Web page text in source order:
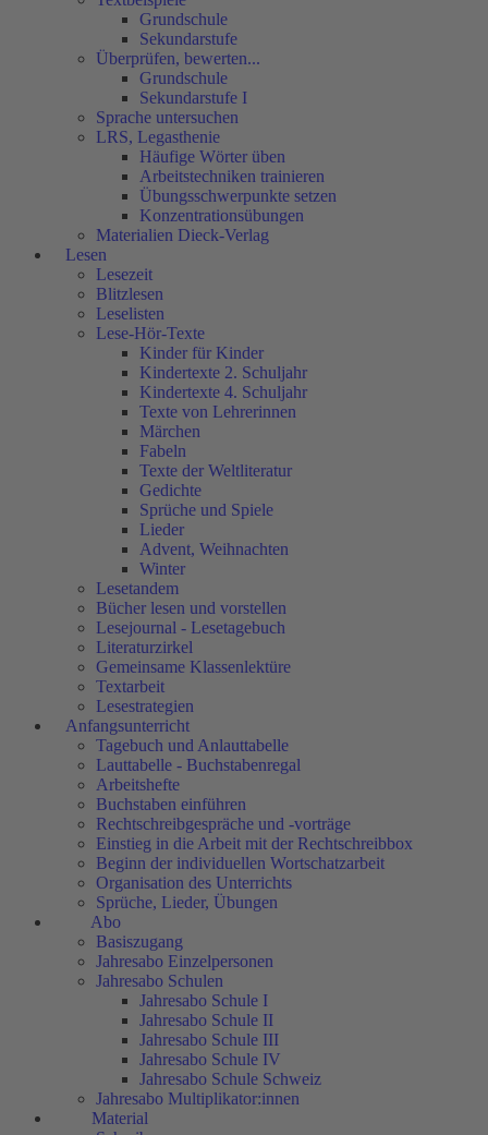
Grundschule
Sekundarstufe
Überprüfen, bewerten...
Grundschule
Sekundarstufe I
Sprache untersuchen
LRS, Legasthenie
Häufige Wörter üben
Arbeitstechniken trainieren
Übungsschwerpunkte setzen
Konzentrationsübungen
Materialien Dieck-Verlag
Lesen
Lesezeit
Blitzlesen
Leselisten
Lese-Hör-Texte
Kinder für Kinder
Kindertexte 2. Schuljahr
Kindertexte 4. Schuljahr
Texte von Lehrerinnen
Märchen
Fabeln
Texte der Weltliteratur
Gedichte
Sprüche und Spiele
Lieder
Advent, Weihnachten
Winter
Lesetandem
Bücher lesen und vorstellen
Lesejournal - Lesetagebuch
Literaturzirkel
Gemeinsame Klassenlektüre
Textarbeit
Lesestrategien
Anfangsunterricht
Tagebuch und Anlauttabelle
Lauttabelle - Buchstabenregal
Arbeitshefte
Buchstaben einführen
Rechtschreibgespräche und -vorträge
Einstieg in die Arbeit mit der Rechtschreibbox
Beginn der individuellen Wortschatzarbeit
Organisation des Unterrichts
Sprüche, Lieder, Übungen
Abo
Basiszugang
Jahresabo Einzelpersonen
Jahresabo Schulen
Jahresabo Schule I
Jahresabo Schule II
Jahresabo Schule III
Jahresabo Schule IV
Jahresabo Schule Schweiz
Jahresabo Multiplikator:innen
Material